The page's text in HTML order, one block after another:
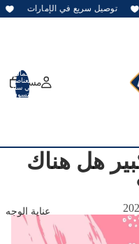
توصيل سريع في الإمارات
مسكن
عناية الوجه
إجمالي
العناصر
في سلة
التسوق:
0
هل هناك